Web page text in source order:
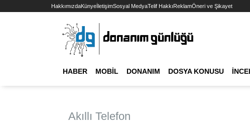
HakkımızdaKünyeİletişimSosyal MedyaTelif HakkıReklamÖneri ve Şikayet
HABER MOBIL DONANIM DOSYA KONUSU
Akıllı Telefon